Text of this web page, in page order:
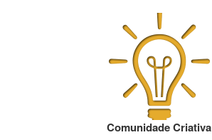
Comunidade Criativa